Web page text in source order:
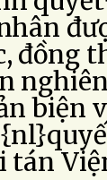
đồng
biện
tán